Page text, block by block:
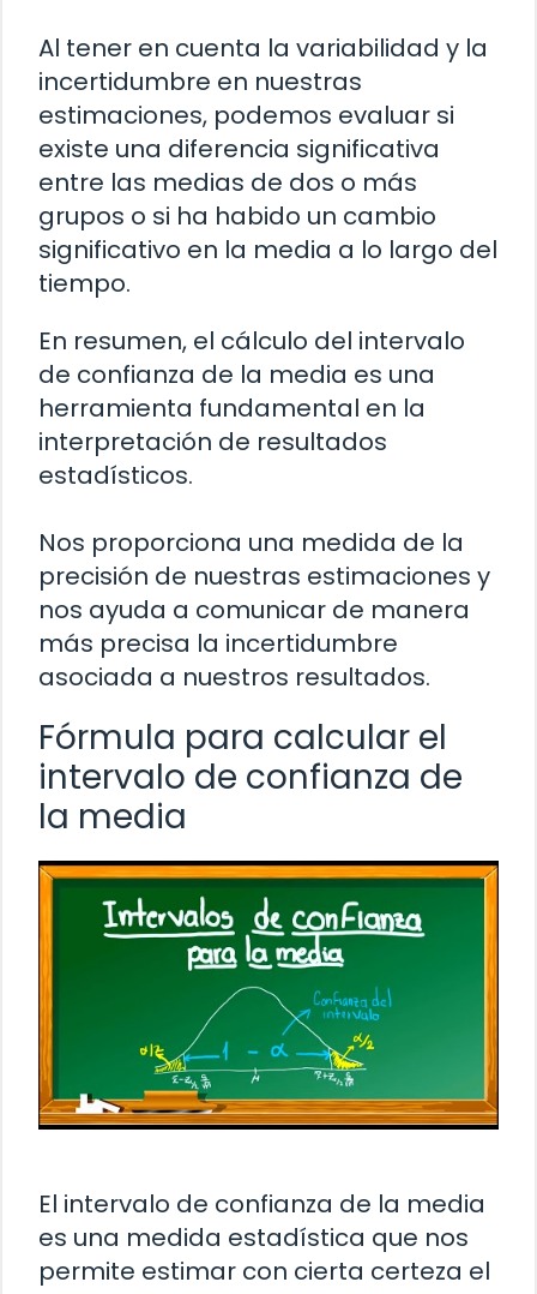
Al tener en cuenta la variabilidad y la
incertidumbre en nuestras
estimaciones, podemos evaluar si
existe una diferencia significativa
entre las medias de dos o más
grupos o si ha habido un cambio
significativo en la media a lo largo del
tiempo.
En resumen, el cálculo del intervalo
de confianza de la media es una
herramienta fundamental en la
interpretación de resultados
estadísticos.
Nos proporciona una medida de la
precisión de nuestras estimaciones y
nos ayuda a comunicar de manera
más precisa la incertidumbre
asociada a nuestros resultados.
Fórmula para calcular el
intervalo de confianza de
la media
El intervalo de confianza de la media
es una medida estadística que nos
permite estimar con cierta certeza el